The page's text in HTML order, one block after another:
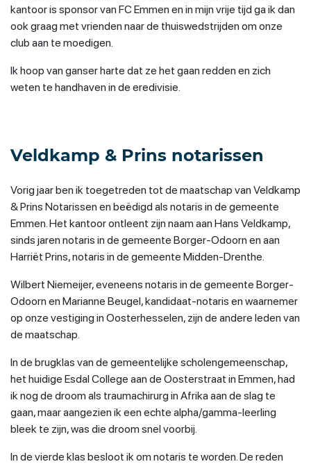
kantoor is sponsor van FC Emmen en in mijn vrije tijd ga ik dan
ook graag met vrienden naar de thuiswedstrijden om onze
club aan te moedigen.
Ik hoop van ganser harte dat ze het gaan redden en zich
weten te handhaven in de eredivisie.
Veldkamp & Prins notarissen
Vorig jaar ben ik toegetreden tot de maatschap van Veldkamp
& Prins Notarissen en beëdigd als notaris in de gemeente
Emmen. Het kantoor ontleent zijn naam aan Hans Veldkamp,
sinds jaren notaris in de gemeente Borger-Odoorn en aan
Harriët Prins, notaris in de gemeente Midden-Drenthe.
Wilbert Niemeijer, eveneens notaris in de gemeente Borger-
Odoorn en Marianne Beugel, kandidaat-notaris en waarnemer
op onze vestiging in Oosterhesselen, zijn de andere leden van
de maatschap.
In de brugklas van de gemeentelijke scholengemeenschap,
het huidige Esdal College aan de Oosterstraat in Emmen, had
ik nog de droom als traumachirurg in Afrika aan de slag te
gaan, maar aangezien ik een echte alpha/gamma-leerling
bleek te zijn, was die droom snel voorbij.
In de vierde klas besloot ik om notaris te worden. De reden